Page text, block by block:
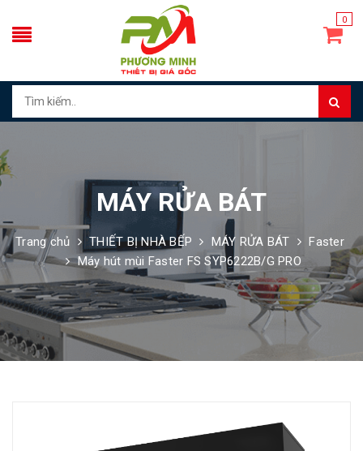
0
MÁY RỬA BÁT
Trang chủ THIẾT BỊ NHÀ BẾP MÁY RỬA BÁT
Faster
Máy hút mùi Faster FS SYP6222B/G PRO